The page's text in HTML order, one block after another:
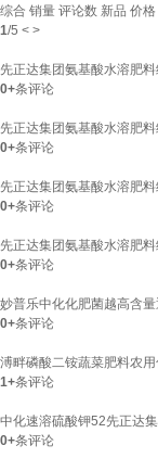
综合 销量 评论数 新品 价格
1/5 < >
先正达集团氨基酸水溶肥
0+条评论
先正达集团氨基酸水溶肥
0+条评论
先正达集团氨基酸水溶肥
0+条评论
先正达集团氨基酸水溶肥
0+条评论
妙普乐中化化肥菌越高含
0+条评论
溥畔磷酸二铵蔬菜肥料农
1+条评论
中化速溶硫酸钾52先正达
0+条评论